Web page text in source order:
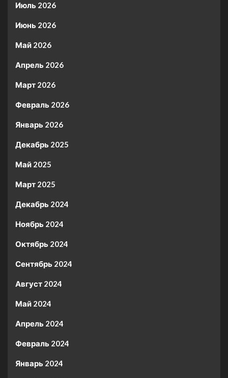
Июль 2026
Июнь 2026
Май 2026
Апрель 2026
Март 2026
Февраль 2026
Январь 2026
Декабрь 2025
Май 2025
Март 2025
Декабрь 2024
Ноябрь 2024
Октябрь 2024
Сентябрь 2024
Август 2024
Май 2024
Апрель 2024
Февраль 2024
Январь 2024